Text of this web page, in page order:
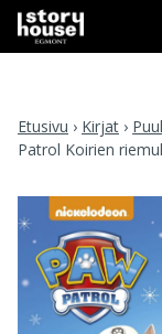
Etusivu › Kirjat ›
Patrol Koirien